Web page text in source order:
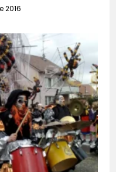
2016